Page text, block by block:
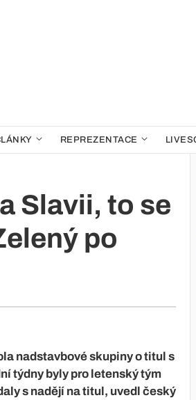
REPREZENTACE
Slavii, to se
po
nadstavbové skupiny o titul s
týdny byly pro letenský tým
s nadějí na titul, uvedl český